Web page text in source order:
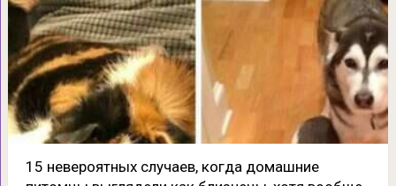
15 невероятных случаев, когда домашние